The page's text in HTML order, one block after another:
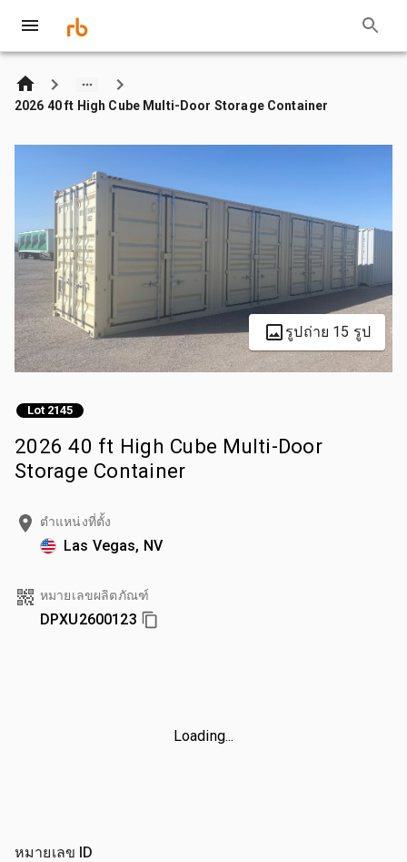
2026 40 ft High Cube Multi-Door Storage Container
รูปถ่าย 15 รูป
Lot 2145
2026 40 ft High Cube Multi-Door
Storage Container
ตำแหน่งที่ตั้ง
Las Vegas, NV
หมายเลขผลิตภัณฑ์
DPXU2600123
Loading...
หมายเลข ID